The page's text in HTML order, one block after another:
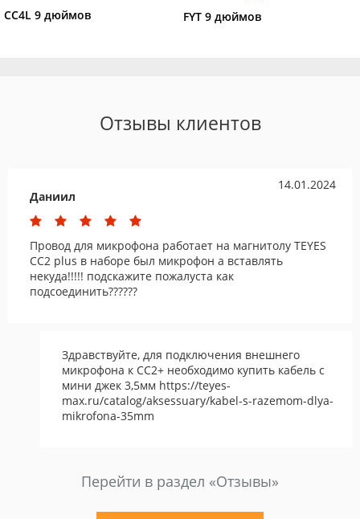
CC4L 9 дюймов FYT 9 дюймов
Отзывы клиентов
14.01.2024
Даниил
Провод для микрофона работает на магнитолу TEYES
CC2 plus в наборе был микрофон а вставлять
некуда!!!!! подскажите пожалуста как
подсоединить??????
Здравствуйте, для подключения внешнего
микрофона к СС2+ необходимо купить кабель с
мини джек 3,5мм https://teyes-
max.ru/catalog/aksessuary/kabel-s-razemom-dlya-
mikrofona-35mm
Перейти в раздел «Отзывы»